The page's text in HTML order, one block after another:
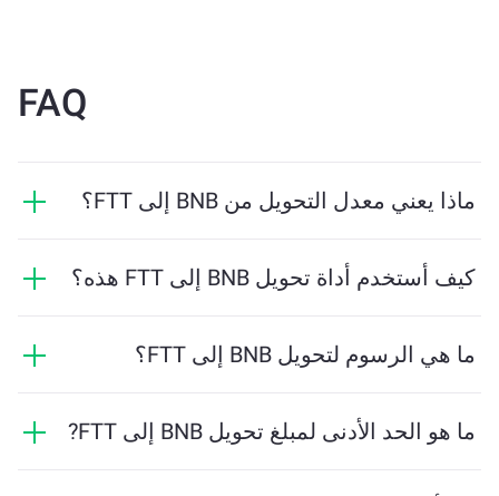
FAQ
ماذا يعني معدل التحويل من BNB إلى FTT؟
يتقلب هذا المعدل بناءً على ظروف السوق والعرض والطلب
كيف أستخدم أداة تحويل BNB إلى FTT هذه؟
الأداة بحساب الكمية التقديرية من FTT التي ستستلمها. ثم
ما هي الرسوم لتحويل BNB إلى FTT؟
السوق. تقدم ChangeNOW أسعارًا تنافسية دون رسومما هو الحد الأدنى لمبلغ تحويل BNB إلى FTT?